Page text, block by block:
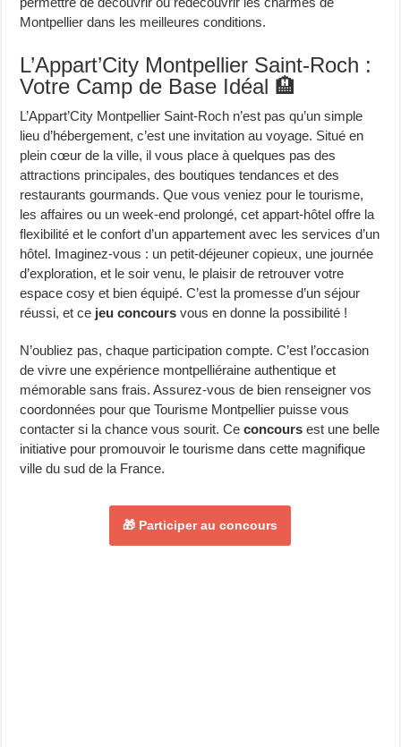
Montpellier dans les meilleures conditions.
L’Appart’City Montpellier Saint-Roch :
Votre Camp de Base Idéal 🏨
L’Appart’City Montpellier Saint-Roch n’est pas qu’un simple
lieu d’hébergement, c’est une invitation au voyage. Situé en
plein cœur de la ville, il vous place à quelques pas des
attractions principales, des boutiques tendances et des
restaurants gourmands. Que vous veniez pour le tourisme,
les affaires ou un week-end prolongé, cet appart-hôtel offre la
flexibilité et le confort d’un appartement avec les services d’un
hôtel. Imaginez-vous : un petit-déjeuner copieux, une journée
d’exploration, et le soir venu, le plaisir de retrouver votre
espace cosy et bien équipé. C’est la promesse d’un séjour
réussi, et ce jeu concours vous en donne la possibilité !
N’oubliez pas, chaque participation compte. C’est l’occasion
de vivre une expérience montpelliéraine authentique et
mémorable sans frais. Assurez-vous de bien renseigner vos
coordonnées pour que Tourisme Montpellier puisse vous
contacter si la chance vous sourit. Ceconcours est une belle
initiative pour promouvoir le tourisme dans cette magnifique
ville du sud de la France.
🎁 Participer au concours